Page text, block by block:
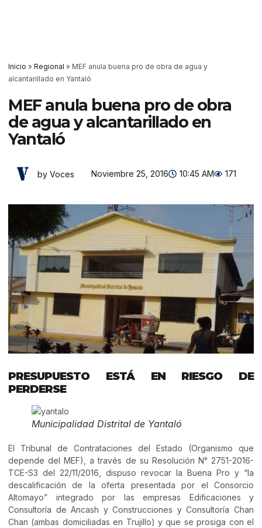
Inicio » Regional » MEF anula buena pro de obra de agua y
alcantarillado en Yantaló
MEF anula buena pro de obra
de agua y alcantarillado en
Yantaló
by Voces Noviembre 25, 2016 10:45 AM 171
PRESUPUESTO ESTÁ EN RIESGO DE
PERDERSE
Municipalidad Distrital de Yantaló
El Tribunal de Contrataciones del Estado (Organismo que
depende del MEF), a través de su Resolución N° 2751-2016-
TCE-S3 del 22/11/2016, dispuso revocar la Buena Pro y “la
descalificación de la oferta presentada por el Consorcio
Altomayo” integrado por las empresas Edificaciones y
Consultoría de Ancash y Construcciones y Consultoría Chan
Chan (ambas domiciliadas en Trujillo) y que se prosiga con el